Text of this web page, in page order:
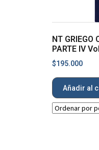
NT GRIEGO
PARTE IV
$195.000
Añadir al